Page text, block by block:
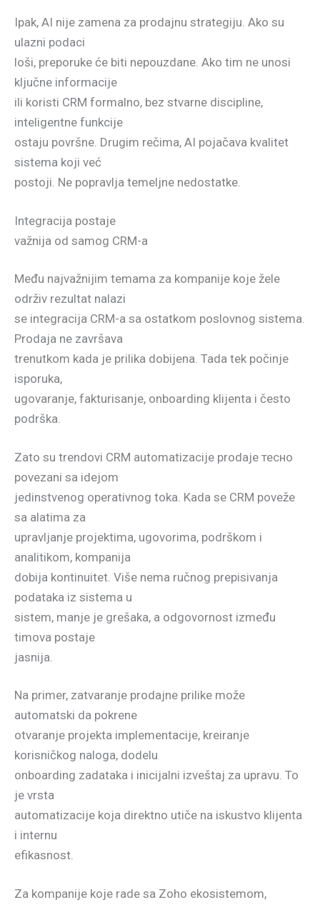
Ipak, AI nije zamena za prodajnu strategiju. Ako su
ulazni podaci
loši, preporuke će biti nepouzdane. Ako tim ne unosi
ključne informacije
ili koristi CRM formalno, bez stvarne discipline,
inteligentne funkcije
ostaju površne. Drugim rečima, AI pojačava kvalitet
sistema koji već
postoji. Ne popravlja temeljne nedostatke.
Integracija postaje
važnija od samog CRM-a
Među najvažnijim temama za kompanije koje žele
održiv rezultat nalazi
se integracija CRM-a sa ostatkom poslovnog sistema.
Prodaja ne završava
trenutkom kada je prilika dobijena. Tada tek počinje
isporuka,
ugovaranje, fakturisanje, onboarding klijenta i često
podrška.
Zato su trendovi CRM automatizacije prodaje тесно
povezani sa idejom
jedinstvenog operativnog toka. Kada se CRM poveže
sa alatima za
upravljanje projektima, ugovorima, podrškom i
analitikom, kompanija
dobija kontinuitet. Više nema ručnog prepisivanja
podataka iz sistema u
sistem, manje je grešaka, a odgovornost između
timova postaje
jasnija.
Na primer, zatvaranje prodajne prilike može
automatski da pokrene
otvaranje projekta implementacije, kreiranje
korisničkog naloga, dodelu
onboarding zadataka i inicijalni izveštaj za upravu. To
je vrsta
automatizacije koja direktno utiče na iskustvo klijenta
i internu
efikasnost.
Za kompanije koje rade sa Zoho ekosistemom,